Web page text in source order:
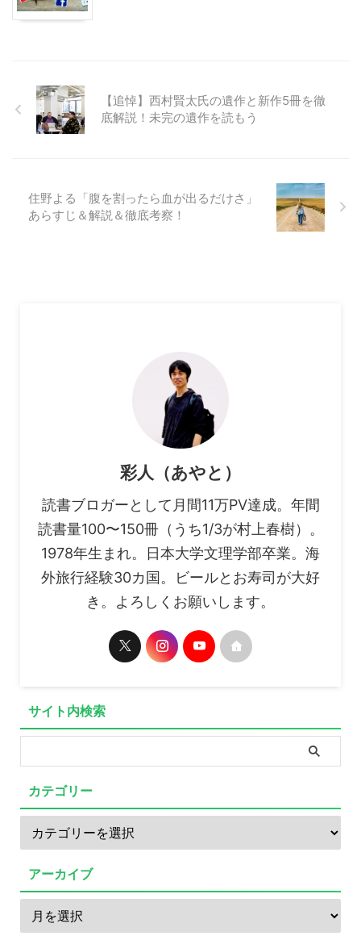
【追悼】西村賢太氏の遺作と新作5冊を徹
底解説！未完の遺作を読もう
住野よる「腹を割ったら血が出るだけさ」
あらすじ＆解説＆徹底考察！
彩人（あやと）
読書ブロガーとして月間11万PV達成。年間
読書量100〜150冊（うち1/3が村上春樹）。
1978年生まれ。日本大学文理学部卒業。海
外旅行経験30カ国。ビールとお寿司が大好
き。よろしくお願いします。
サイト内検索
カテゴリー
アーカイブ